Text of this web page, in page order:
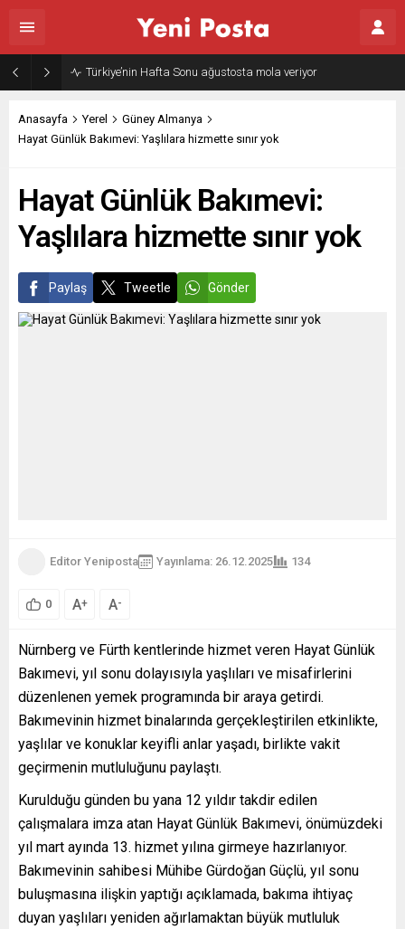
Gazze’nin geleceği: Teknokratik kontrol mü, kolonializm mi?
Anasayfa Yerel
Güney Almanya
Hayat Günlük Bakımevi: Yaşlılara hizmette sınır yok
Hayat Günlük Bakımevi:
Yaşlılara hizmette sınır yok
Paylaş Tweetle Gönder
Editor Yeniposta Yayınlama: 26.12.2025 134
0 A+ A-
Nürnberg ve Fürth kentlerinde hizmet veren Hayat Günlük
Bakımevi, yıl sonu dolayısıyla yaşlıları ve misafirlerini
düzenlenen yemek programında bir araya getirdi.
Bakımevinin hizmet binalarında gerçekleştirilen etkinlikte,
yaşlılar ve konuklar keyifli anlar yaşadı, birlikte vakit
geçirmenin mutluluğunu paylaştı.
Kurulduğu günden bu yana 12 yıldır takdir edilen
çalışmalara imza atan Hayat Günlük Bakımevi, önümüzdeki
yıl mart ayında 13. hizmet yılına girmeye hazırlanıyor.
Bakımevinin sahibesi Mühibe Gürdoğan Güçlü, yıl sonu
buluşmasına ilişkin yaptığı açıklamada, bakıma ihtiyaç
duyan yaşlıları yeniden ağırlamaktan büyük mutluluk